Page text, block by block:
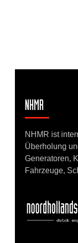
NHMR
NHMR ist
Überholung
Generatoren,
Fahrzeuge,